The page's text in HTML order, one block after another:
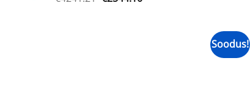
Soodus!